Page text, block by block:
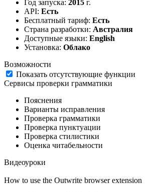
Год запуска: 2015 г.
API: Есть
Бесплатный тариф: Есть
Страна разработки: Австралия
Доступные языки: English
Установка: Облако
Возможности
Показать отсутствующие функции
Сервисы проверки грамматики
Пояснения
Варианты исправления
Проверка грамматики
Проверка пунктуации
Проверка стилистики
Оценка читабельности
Видеоуроки
How to use the Outwrite browser extension